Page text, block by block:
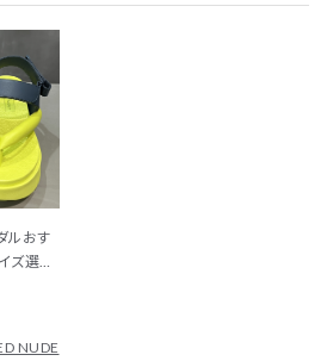
ルおす
ズ選び
NUDE